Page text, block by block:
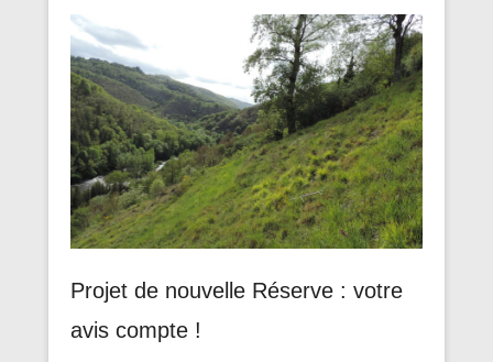
Projet de nouvelle Réserve : votre
avis compte !